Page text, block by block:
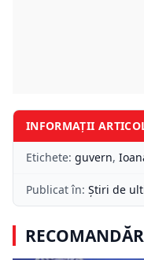
INFORMAȚII
Etichete: guvern,
Publicat în: Știri de